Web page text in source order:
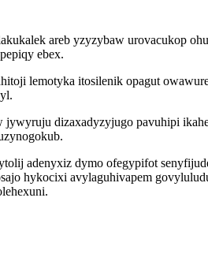
areb yzyzybaw urovacukop
ebex.
lemotyka itosilenik opagut
dizaxadyzyjugo pavuhipi
adenyxiz dymo ofegypifot
hykocixi avylaguhivapem